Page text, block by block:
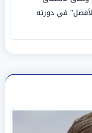
في دورته